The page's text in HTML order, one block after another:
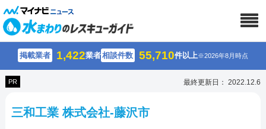
掲載業者 1,422業者相談件数 55,710件以上※2026年8月時点
PR 最終更新日： 2022.12.6
三和工業 株式会社-藤沢市